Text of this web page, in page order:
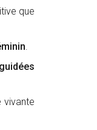
que
.
vivante